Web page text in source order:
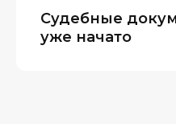
Судебные
уже начато